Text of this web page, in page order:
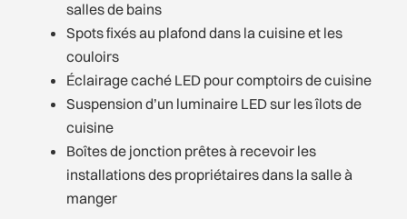
salles de bains
Spots fixés au plafond dans la cuisine et les
couloirs
Éclairage caché LED pour comptoirs de cuisine
Suspension d’un luminaire LED sur les îlots de
cuisine
Boîtes de jonction prêtes à recevoir les
installations des propriétaires dans la salle à
manger